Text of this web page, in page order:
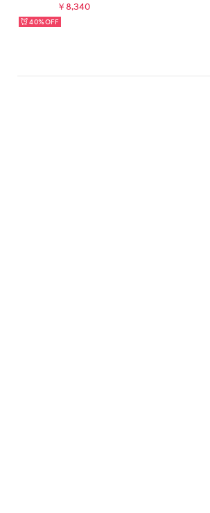
￥8,340
40%